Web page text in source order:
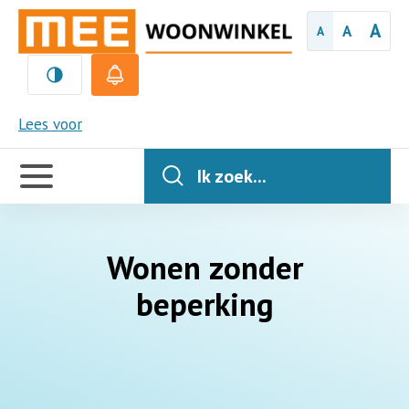
A A A
Lees voor
MEE
Handige
links
Ik zoek...
Wonen zonder
beperking